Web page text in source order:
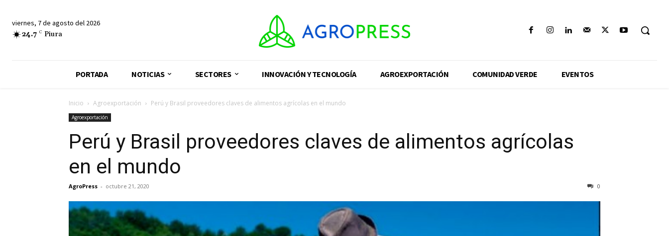
viernes, 7 de agosto del 2026
24.7 C Piura
PORTADA NOTICIAS SECTORES INNOVACIÓN Y TECNOLOGÍA AGROEXPORTACIÓN COMUNIDAD VERDE EVENTOS
Inicio Agroexportación Perú y Brasil proveedores claves de alimentos agrícolas en el mundo
Agroexportación
Perú y Brasil proveedores claves de alimentos agrícolas
en el mundo
AgroPress - octubre 21, 2020 0